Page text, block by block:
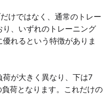
けではなく、通常のトレー
、いずれのトレーニング
れるという特徴がありま
が大きく異なり、下は7
荷となります。これだけの